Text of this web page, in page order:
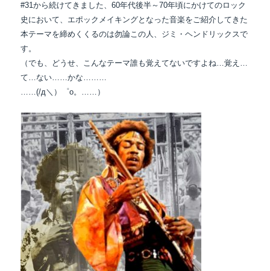
#31から続けてきました、60年代後半～70年頃にかけてのロック
史において、エポックメイキングと なった音楽をご紹介してきた
本テーマを締めくくるのは勿論この人、ジミ・ヘンドリックスで
す。
（でも、どうせ、こんなテーマ誰も覚えてないですよね…覚え…
て…ない……かな………
……(/д＼）゜o。……）